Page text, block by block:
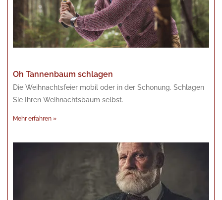
Oh Tannenbaum schlagen
Die Weihnachtsfeier mobil oder in der Schonung. Schlagen
Sie Ihren Weihnachtsbaum selbst.
Mehr erfahren »